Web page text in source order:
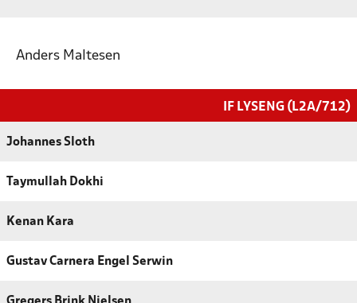
Anders Maltesen
IF LYSENG (L2A/712)
Johannes Sloth
Taymullah Dokhi
Kenan Kara
Gustav Carnera Engel Serwin